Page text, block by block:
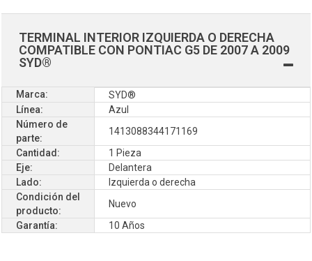
TERMINAL INTERIOR IZQUIERDA O DERECHA
COMPATIBLE CON PONTIAC G5 DE 2007 A 2009
SYD®
Marca:
SYD®
Línea:
Azul
Número de
parte:
1413088344171169
Cantidad:
1 Pieza
Eje:
Delantera
Lado:
Izquierda o derecha
Condición del
producto:
Nuevo
Garantía:
10 Años